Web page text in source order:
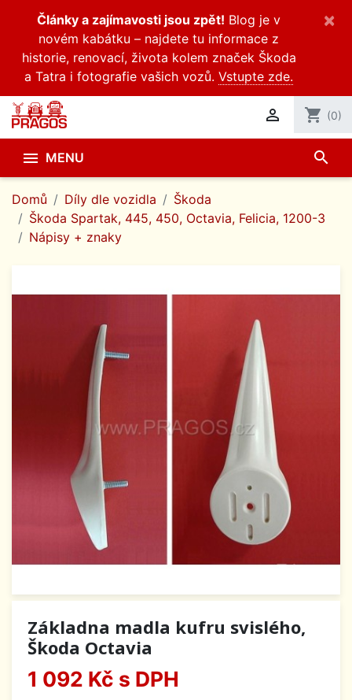
Články a zajímavosti jsou zpět! Blog je v
novém kabátku – najdete tu informace z
historie, renovací, života kolem značek Škoda
a Tatra i fotografie vašich vozů. Vstupte zde.
×
 shopping_cart (0)
 MENU search
Domů Díly dle vozidla
Škoda
Škoda Spartak, 445, 450, Octavia, Felicia, 1200-3
Nápisy + znaky
Základna madla kufru svislého,
Škoda Octavia
1 092 Kč s DPH